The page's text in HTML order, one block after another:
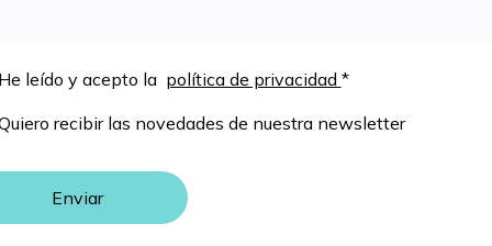
He leído y acepto la política de privacidad *
recibir las novedades de nuestra newsletter